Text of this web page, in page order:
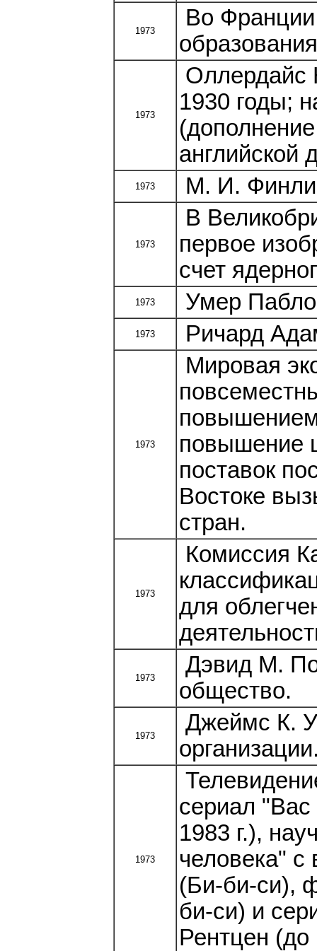
1973
Во Франции
1973
Оллердайс
1930 годы;
английской
1973 М. И.
1973
В
первое
счет
1973 Умер
1973 Ричард
1973
Мировая
повышение
поставок
Востоке
стран.
1973
Комиссия
для
1973
Дэвид М.
общество.
1973
Джеймс К.
1973
сериал
1983 г.),
человека"
(Би-би-си),
би-си) и
Рентцен (до